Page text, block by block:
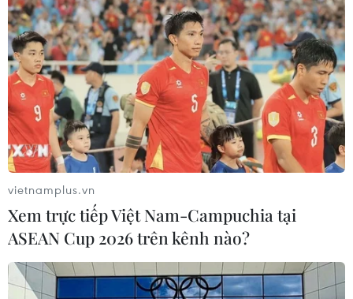
TIN LIÊN QUAN
vietnamplus.vn
Xem trực tiếp Việt Nam-Campuchia tại
ASEAN Cup 2026 trên kênh nào?